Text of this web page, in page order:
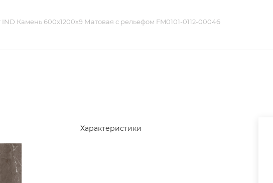
Камень 600х1200х9 Матовая с рельефом FM0101-0112-00046
Характеристики